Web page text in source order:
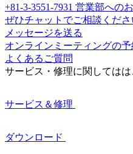
+81-3-3551-7931 営業部への
ぜひチャットでご相談くださ
メッセージを送る
オンラインミーティングの予
よくあるご質問
サービス・修理に関してはは
サービス＆修理
ダウンロード